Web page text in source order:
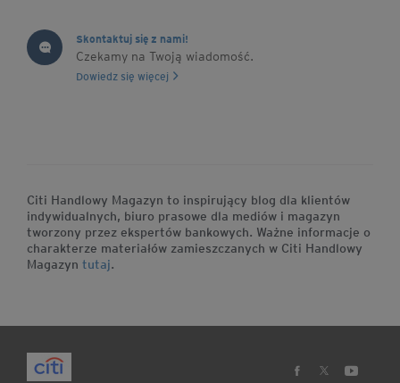
Skontaktuj się z nami!
Czekamy na Twoją wiadomość.
Dowiedz się więcej
Citi Handlowy Magazyn to inspirujący blog dla klientów
indywidualnych, biuro prasowe dla mediów i magazyn
tworzony przez ekspertów bankowych. Ważne informacje o
charakterze materiałów zamieszczanych w Citi Handlowy
Magazyn tutaj.